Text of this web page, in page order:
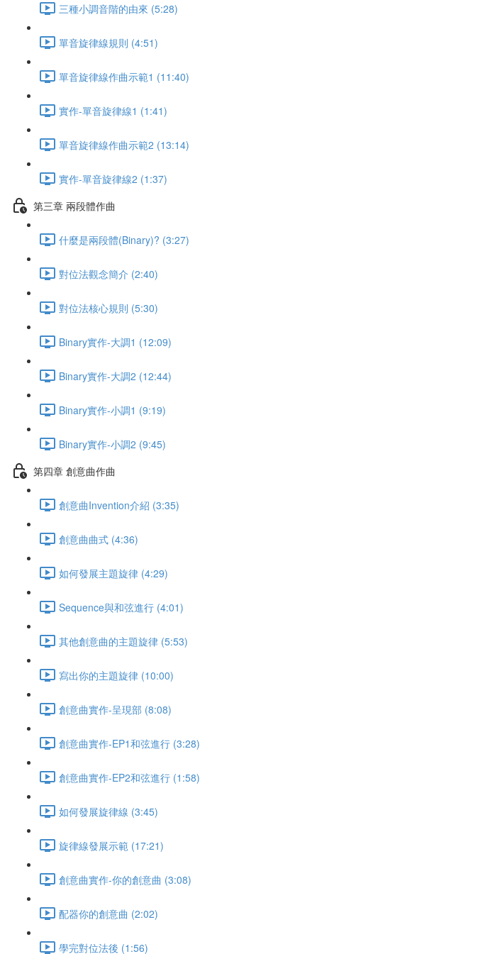
三種小調音階的由來 (5:28)
單音旋律線規則 (4:51)
單音旋律線作曲示範1 (11:40)
實作-單音旋律線1 (1:41)
單音旋律線作曲示範2 (13:14)
實作-單音旋律線2 (1:37)
第三章 兩段體作曲
什麼是兩段體(Binary)? (3:27)
對位法觀念簡介 (2:40)
對位法核心規則 (5:30)
Binary實作-大調1 (12:09)
Binary實作-大調2 (12:44)
Binary實作-小調1 (9:19)
Binary實作-小調2 (9:45)
第四章 創意曲作曲
創意曲Invention介紹 (3:35)
創意曲曲式 (4:36)
如何發展主題旋律 (4:29)
Sequence與和弦進行 (4:01)
其他創意曲的主題旋律 (5:53)
寫出你的主題旋律 (10:00)
創意曲實作-呈現部 (8:08)
創意曲實作-EP1和弦進行 (3:28)
創意曲實作-EP2和弦進行 (1:58)
如何發展旋律線 (3:45)
旋律線發展示範 (17:21)
創意曲實作-你的創意曲 (3:08)
配器你的創意曲 (2:02)
學完對位法後 (1:56)